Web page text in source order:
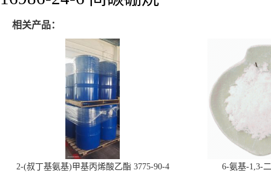
相关产品：
2-(叔丁基氨基)甲基丙烯酸乙酯 3775-90-4 6-氨基-1,3-